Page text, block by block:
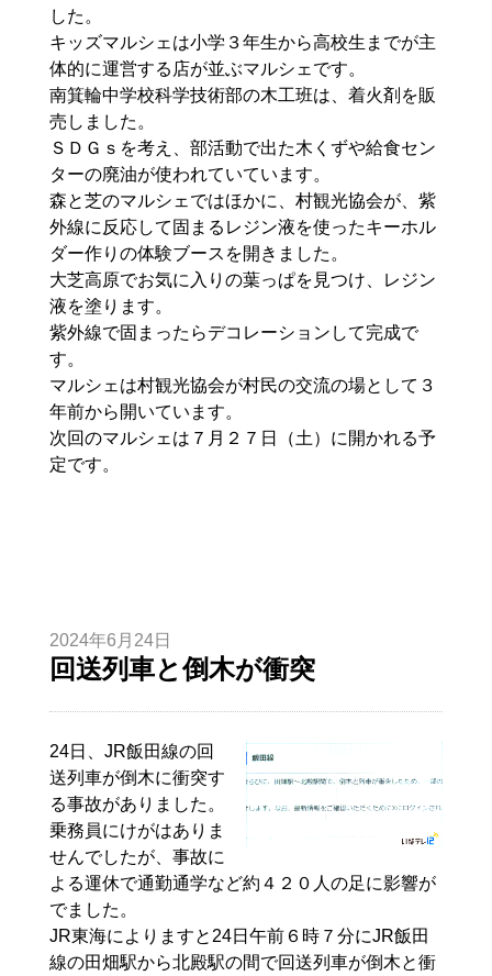
した。
キッズマルシェは小学３年生から高校生までが主
体的に運営する店が並ぶマルシェです。
南箕輪中学校科学技術部の木工班は、着火剤を販
売しました。
ＳＤＧｓを考え、部活動で出た木くずや給食セン
ターの廃油が使われていています。
森と芝のマルシェではほかに、村観光協会が、紫
外線に反応して固まるレジン液を使ったキーホル
ダー作りの体験ブースを開きました。
大芝高原でお気に入りの葉っぱを見つけ、レジン
液を塗ります。
紫外線で固まったらデコレーションして完成で
す。
マルシェは村観光協会が村民の交流の場として３
年前から開いています。
次回のマルシェは７月２７日（土）に開かれる予
定です。
2024年6月24日
回送列車と倒木が衝突
24日、JR飯田線の回
送列車が倒木に衝突す
る事故がありました。
乗務員にけがはありま
せんでしたが、事故に
よる運休で通勤通学など約４２０人の足に影響が
でました。
JR東海によりますと24日午前６時７分にJR飯田
線の田畑駅から北殿駅の間で回送列車が倒木と衝